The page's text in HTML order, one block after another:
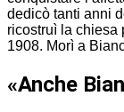
dedicò tanti anni
ricostruì la chiesa
1908. Morì a
«Anche